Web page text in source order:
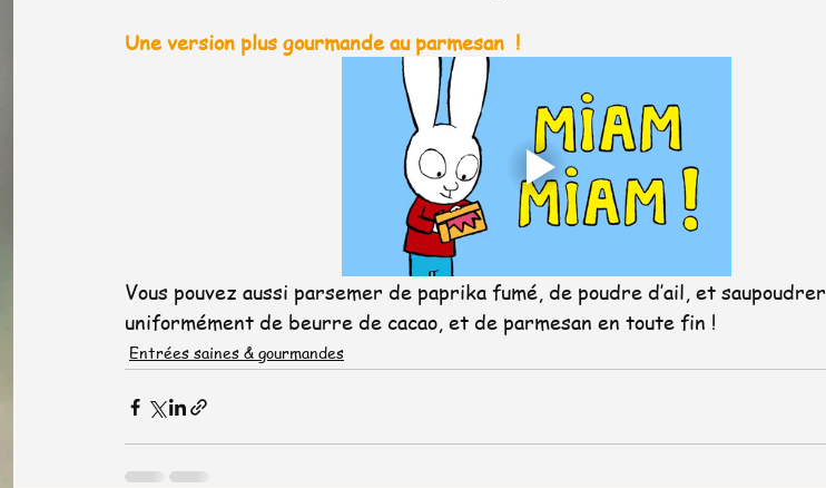
Une version plus gourmande au parmesan  !
Vous pouvez aussi parsemer de paprika fumé, de poudre d’ail, et saupoudrer
uniformément de beurre de cacao, et de parmesan en toute fin !
Entrées saines & gourmandes